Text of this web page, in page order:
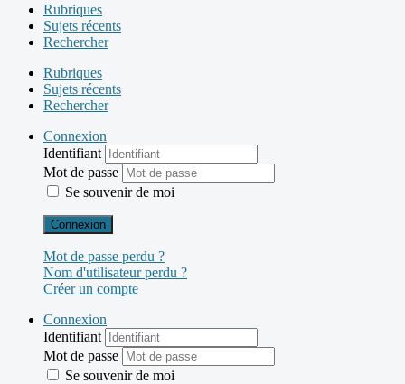
Rubriques
Sujets récents
Rechercher
Rubriques
Sujets récents
Rechercher
Connexion
Identifiant
Mot de passe
Se souvenir de moi
Connexion
Mot de passe perdu ?
Nom d'utilisateur perdu ?
Créer un compte
Connexion
Identifiant
Mot de passe
Se souvenir de moi